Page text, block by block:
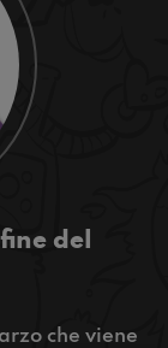
del
che viene